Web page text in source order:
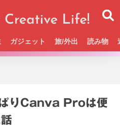
ガジェット 旅/外出 読み物
まとめはこちら
りCanva Proは便